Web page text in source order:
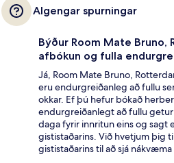
Algengar spurningar
Býður Room Mate Bruno,
afbókun og fulla
Já, Room Mate Bruno,
eru endurgreiðanleg að fullu
okkar. Ef þú hefur bókað
endurgreiðanlegt að fullu
daga fyrir innritun eins og sagt
gististaðarins. Við hvetjum þig
gististaðarins til að sjá